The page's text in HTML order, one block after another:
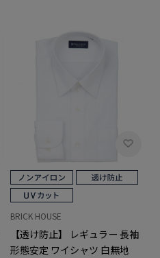
BRICK HOUSE
【透け防止】 レギュラー 長袖
形態安定 ワイシャツ 白無地